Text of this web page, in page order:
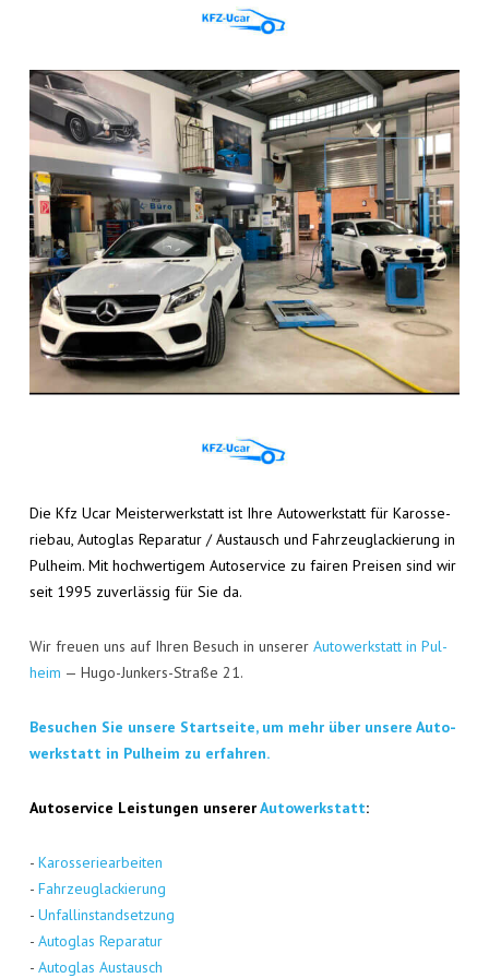
Die Kfz Ucar Meis­ter­werk­statt ist Ihre Auto­werk­statt für Karos­se­
rie­bau, Auto­glas Repa­ra­tur / Aus­tausch und Fahr­zeug­la­ckie­rung in
Pul­heim. Mit hoch­wer­ti­gem Auto­ser­vice zu fai­ren Prei­sen sind wir
seit 1995 zuver­läs­sig für Sie da.
Wir freu­en uns auf Ihren Besuch in unse­rer Auto­werk­statt in Pul­
heim — Hugo-Jun­kers-Stra­ße 21.
Besu­chen Sie unse­re Start­sei­te, um mehr über unse­re Auto­
werk­statt in Pul­heim zu erfahren.
Auto­ser­vice Leis­tun­gen unse­rerAuto­werk­statt:
- Karos­se­rie­ar­bei­ten
- Fahr­zeug­la­ckie­rung
- Unfall­in­stand­set­zung
- Auto­glas Repa­ra­tur
- Auto­glas Aus­tausch